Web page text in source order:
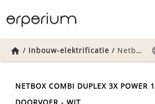
Home
/ Inbouw-elektrificatie / Netbox-combi-duplex-3x-power-1x-usb-c-doorvoer-wit
NETBOX COMBI DUPLEX 3X POWER